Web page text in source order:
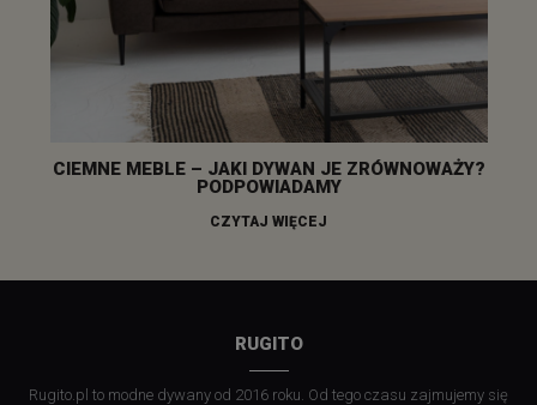
CIEMNE MEBLE – JAKI DYWAN JE ZRÓWNOWAŻY?
PODPOWIADAMY
CZYTAJ WIĘCEJ
RUGITO
Rugito.pl to modne dywany od 2016 roku. Od tego czasu zajmujemy się